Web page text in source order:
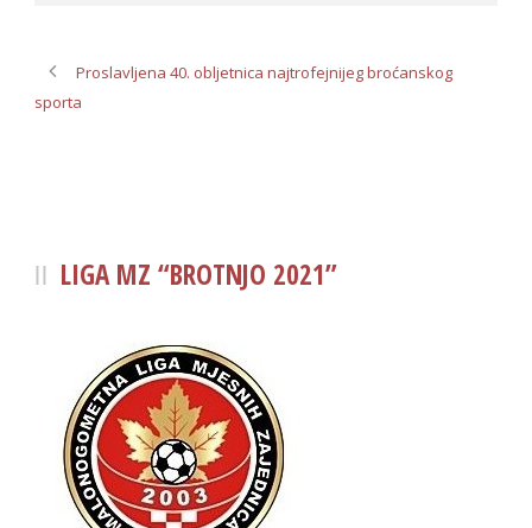
Proslavljena 40. obljetnica najtrofejnijeg broćanskog
sporta
LIGA MZ “BROTNJO 2021”